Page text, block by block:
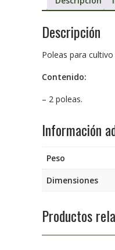
Descripción
Poleas para cultivo
Contenido:
– 2 poleas.
Información
Peso
Dimensiones
Productos